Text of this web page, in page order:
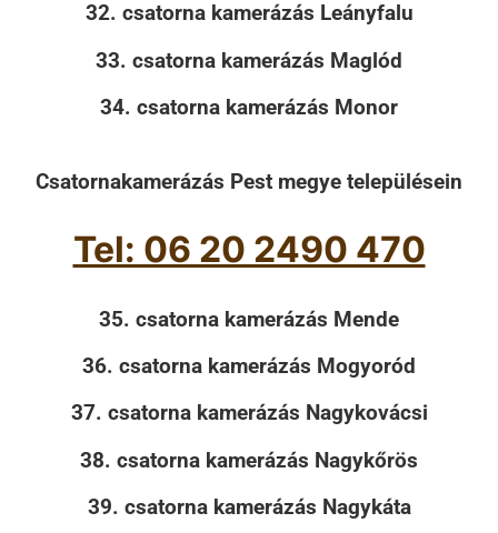
32. csatorna kamerázás Leányfalu
33. csatorna kamerázás Maglód
34. csatorna kamerázás Monor
Csatornakamerázás Pest megye településein
Tel: 06 20 2490 470
35. csatorna kamerázás Mende
36. csatorna kamerázás Mogyoród
37. csatorna kamerázás Nagykovácsi
38. csatorna kamerázás Nagykőrös
39. csatorna kamerázás Nagykáta